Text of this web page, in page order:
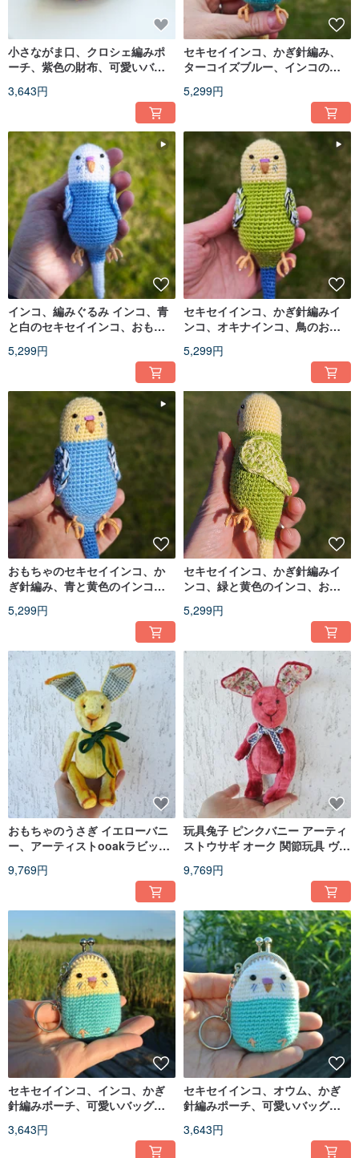
小さながま口、クロシェ編みポ
ーチ、紫色の財布、可愛いバッ
ー
3,643円
セキセイインコ、かぎ針編み、
ターコイズブルー、インコのお
5,299円
インコ、編みぐるみ インコ、青
と白のセキセイインコ、おもち
5,299円
セキセイインコ、かぎ針編みイ
ンコ、オキナインコ、鳥のおも
5,299円
おもちゃのセキセイインコ、か
ぎ針編み、青と黄色のインコ、
5,299円
セキセイインコ、かぎ針編みイ
ンコ、緑と黄色のインコ、おも
5,299円
おもちゃのうさぎ イエローバニ
ー、アーティストooakラビッ
イースターバニー
9,769円
玩具兔子 ピンクバニー アーティ
ストウサギ オーク 関節玩具 ヴィ
9,769円
セキセイインコ、インコ、かぎ
針編みポーチ、可愛いバッグ、
ム、キーホルダー
3,643円
セキセイインコ、オウム、かぎ
針編みポーチ、可愛いバッグ、
3,643円